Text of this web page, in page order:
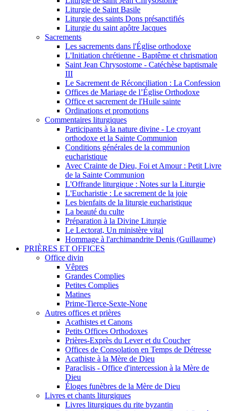
Liturgie de Saint Basile
Liturgie des saints Dons présanctifiés
Liturgie du saint apôtre Jacques
Sacrements
Les sacrements dans l'Église orthodoxe
L'Initiation chrétienne - Baptême et chrismation
Saint Jean Chrysostome - Catéchèse baptismale
III
Le Sacrement de Réconciliation : La Confession
Offices de Mariage de l’Église Orthodoxe
Office et sacrement de l'Huile sainte
Ordinations et promotions
Commentaires liturgiques
Participants à la nature divine - Le croyant
orthodoxe et la Sainte Communion
Conditions générales de la communion
eucharistique
Avec Crainte de Dieu, Foi et Amour : Petit Livre
de la Sainte Communion
L'Offrande liturgique : Notes sur la Liturgie
L'Eucharistie : Le sacrement de la joie
Les bienfaits de la liturgie eucharistique
La beauté du culte
Préparation à la Divine Liturgie
Le Lectorat, Un ministère vital
Hommage à l'archimandrite Denis (Guillaume)
PRIÈRES ET OFFICES
Office divin
Vêpres
Grandes Complies
Petites Complies
Matines
Prime-Tierce-Sexte-None
Autres offices et prières
Acathistes et Canons
Petits Offices Orthodoxes
Prières-Exprès du Lever et du Coucher
Offices de Consolation en Temps de Détresse
Acathiste à la Mère de Dieu
Paraclisis - Office d'intercession à la Mère de
Dieu
Éloges funèbres de la Mère de Dieu
Livres et chants liturgiques
Livres liturgiques du rite byzantin